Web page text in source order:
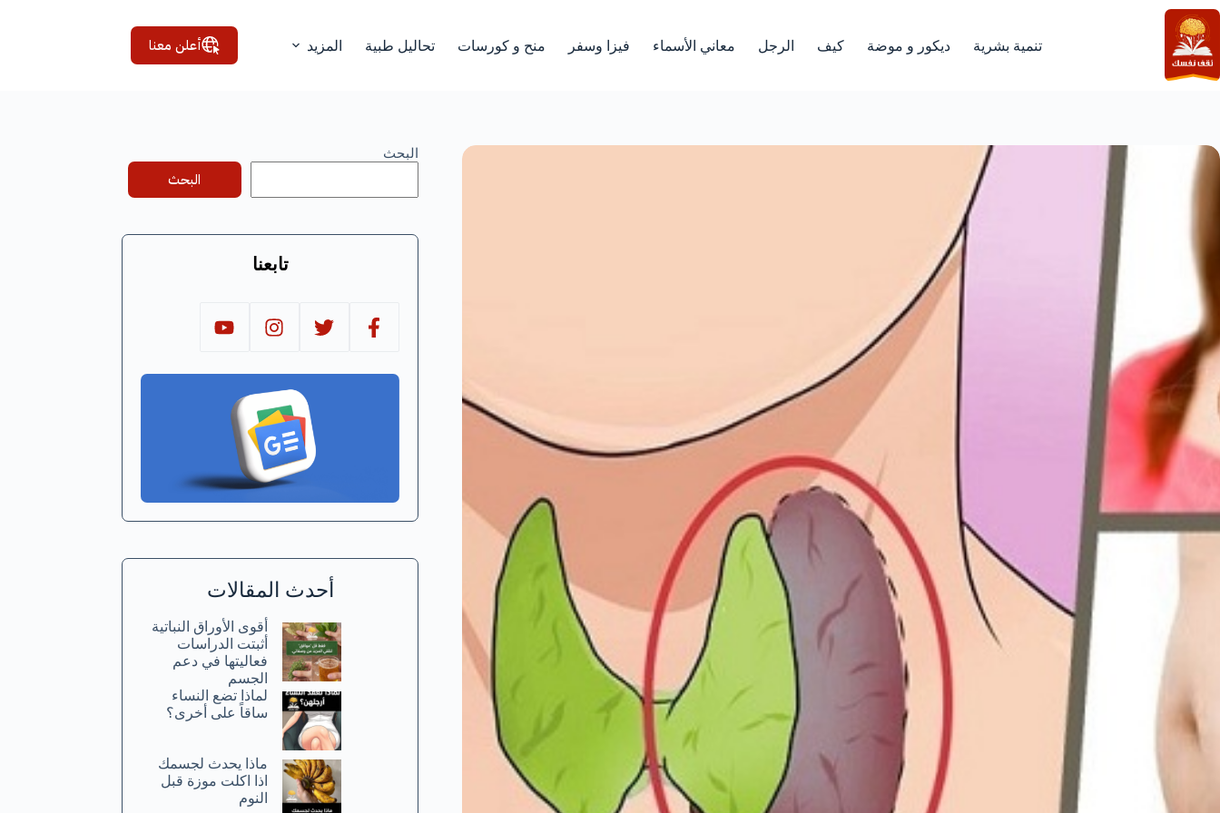
التجاوز
إلى
المحتوى
تنمية بشرية ديكور و موضة كيف الرجل معاني الأسماء فيزا وسفر منح و كورسات تحاليل طبية المزيد أعلن معنا
البحث
البحث
تابعنا
أحدث المقالات
أقوى الأوراق النباتية
أثبتت الدراسات
فعاليتها في دعم
الجسم
لماذا تضع النساء
ساقاً على أخرى؟
ماذا يحدث لجسمك
اذا اكلت موزة قبل
النوم